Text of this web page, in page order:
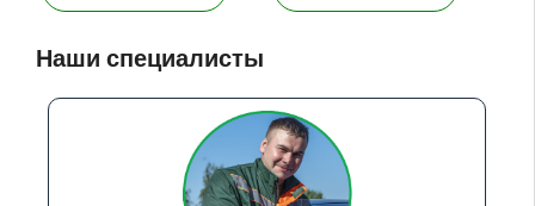
Наши специалисты